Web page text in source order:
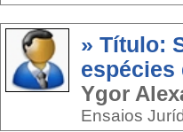
» Título:
espécies
Ygor
Ensaios